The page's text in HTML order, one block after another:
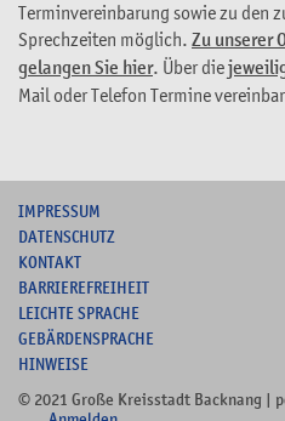
Terminvereinbarung sowie zu den
Sprechzeiten möglich. Zu unserer
gelangen Sie hier. Über die
Mail oder Telefon Termine
IMPRESSUM
DATENSCHUTZ
KONTAKT
BARRIEREFREIHEIT
LEICHTE SPRACHE
GEBÄRDENSPRACHE
HINWEISE
© 2021 Große Kreisstadt Backnang |